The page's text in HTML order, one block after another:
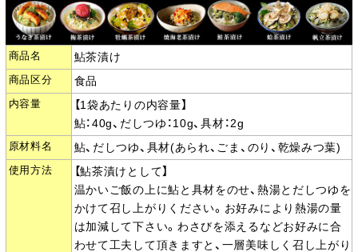
商品名 鮎茶漬け
商品区分 食品
内容量
【1袋あたりの内容量】
鮎：40g、だしつゆ：10g、具材：2g
原材料名 鮎、だしつゆ、具材(あられ、ごま、のり、乾燥みつ葉)
使用方法
【鮎茶漬けとして】
温かいご飯の上に鮎と具材をのせ、熱湯とだしつゆを
かけて召し上がりください。お好みにより熱湯の量
は加減して下さい。わさびを添えるなどお好みに合
わせて工夫して頂きますと、一層美味しく召し上がり